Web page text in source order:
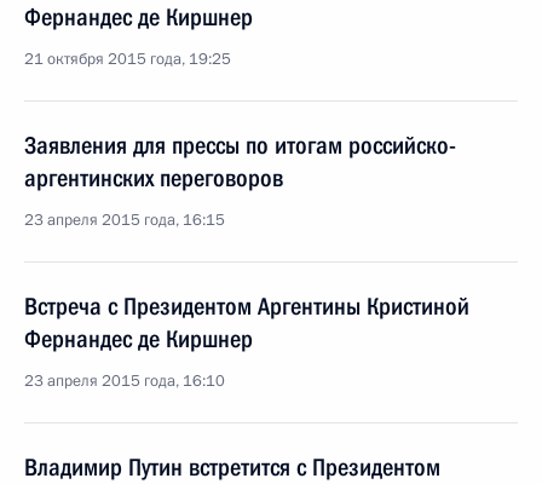
Фернандес де Киршнер
21 октября 2015 года, 19:25
Заявления для прессы по итогам российско-
аргентинских переговоров
23 апреля 2015 года, 16:15
Встреча с Президентом Аргентины Кристиной
Фернандес де Киршнер
23 апреля 2015 года, 16:10
Владимир Путин встретится с Президентом